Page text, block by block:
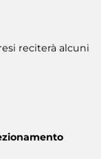
reciterà alcuni